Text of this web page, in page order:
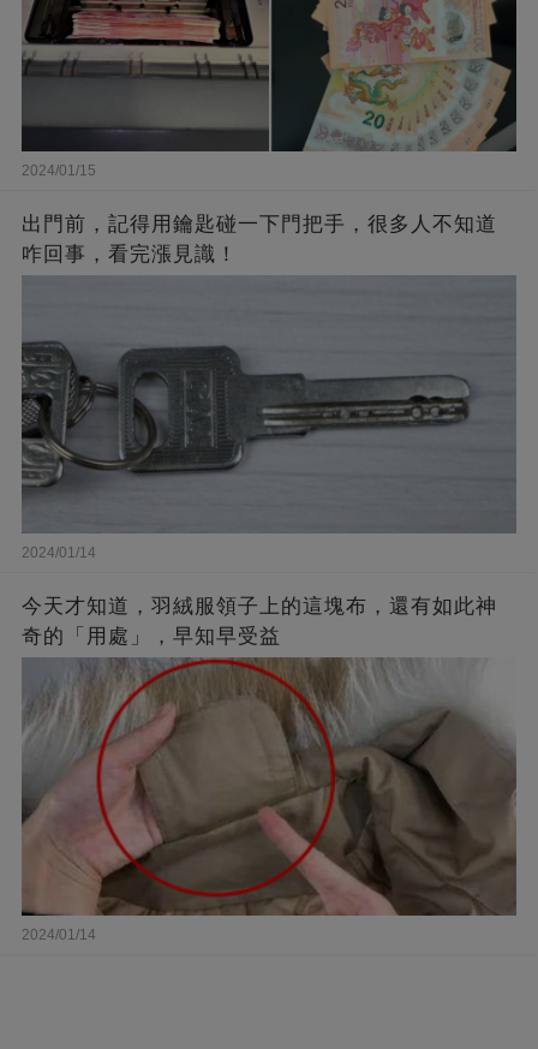
2024/01/15
出門前，記得用鑰匙碰一下門把手，很多人不知道
咋回事，看完漲見識！
2024/01/14
今天才知道，羽絨服領子上的這塊布，還有如此神
奇的「用處」，早知早受益
2024/01/14